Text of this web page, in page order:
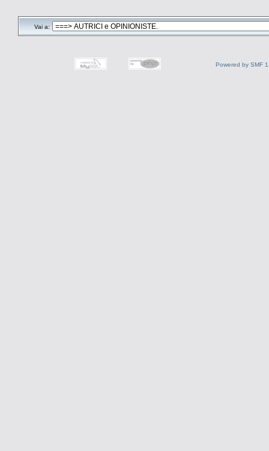
Vai a:
Powered by SMF